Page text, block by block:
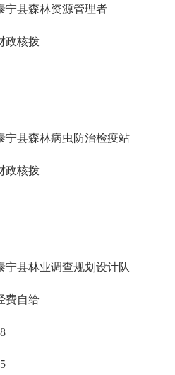
宁县森林资源管理者
政核拨
宁县森林病虫防治检疫站
政核拨
宁县林业调查规划设计队
费自给